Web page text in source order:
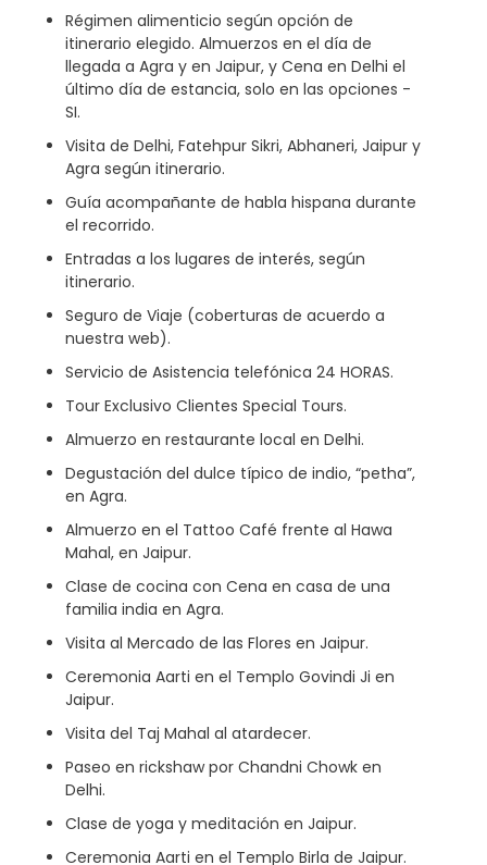
Régimen alimenticio según opción de
itinerario elegido. Almuerzos en el día de
llegada a Agra y en Jaipur, y Cena en Delhi el
último día de estancia, solo en las opciones -
SI.
Visita de Delhi, Fatehpur Sikri, Abhaneri, Jaipur y
Agra según itinerario.
Guía acompañante de habla hispana durante
el recorrido.
Entradas a los lugares de interés, según
itinerario.
Seguro de Viaje (coberturas de acuerdo a
nuestra web).
Servicio de Asistencia telefónica 24 HORAS.
Tour Exclusivo Clientes Special Tours.
Almuerzo en restaurante local en Delhi.
Degustación del dulce típico de indio, “petha”,
en Agra.
Almuerzo en el Tattoo Café frente al Hawa
Mahal, en Jaipur.
Clase de cocina con Cena en casa de una
familia india en Agra.
Visita al Mercado de las Flores en Jaipur.
Ceremonia Aarti en el Templo Govindi Ji en
Jaipur.
Visita del Taj Mahal al atardecer.
Paseo en rickshaw por Chandni Chowk en
Delhi.
Clase de yoga y meditación en Jaipur.
Ceremonia Aarti en el Templo Birla de Jaipur.